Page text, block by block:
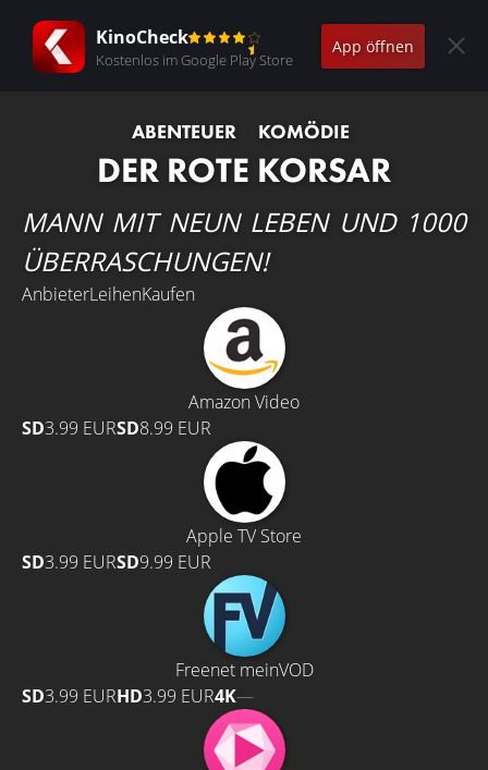
KinoCheck
Kostenlos im Google Play Store
App öffnen
ABENTEUER KOMÖDIE
DER ROTE KORSAR
MANN MIT NEUN LEBEN UND 1000
ÜBERRASCHUNGEN!
AnbieterLeihenKaufen
Amazon Video
SD3.99 EURSD8.99 EUR
Apple TV Store
SD3.99 EURSD9.99 EUR
Freenet meinVOD
SD3.99 EURHD3.99 EUR4K—